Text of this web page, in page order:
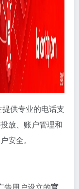
供专业的电话支
放、账户管理和
安全。